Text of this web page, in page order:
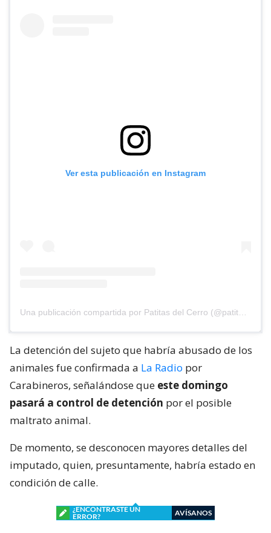
Ver esta publicación en Instagram
La detención del sujeto que habría abusado de los
animales fue confirmada a La Radio por
Carabineros, señalándose que este domingo
pasará a control de detención por el posible
maltrato animal.
De momento, se desconocen mayores detalles del
imputado, quien, presuntamente, habría estado en
condición de calle.
¿ENCONTRASTE UN
ERROR?
AVÍSANOS